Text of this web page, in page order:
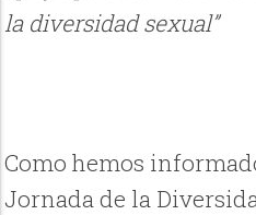
la diversidad sexual”
Como hemos
Jornada de la